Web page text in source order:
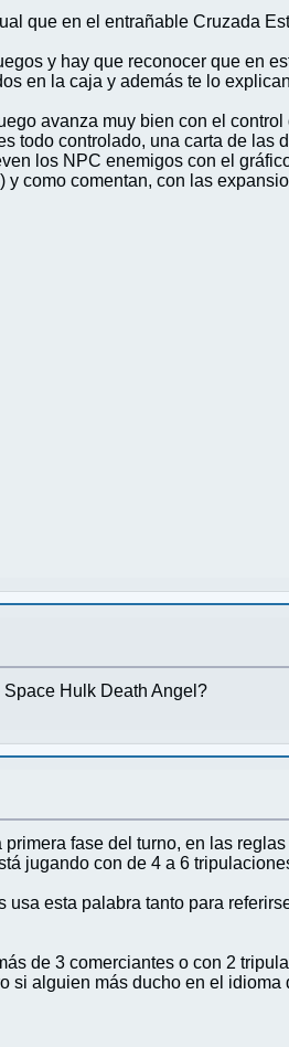
que en el entrañable Cruzada
y hay que reconocer que en
en la caja y además te lo
avanza muy bien con el
todo controlado, una carta de las
los NPC enemigos con el
como comentan, con las
Hulk Death Angel?
fase del turno, en las
jugando con de 4 a 6
esta palabra tanto para
de 3 comerciantes o con 2
si alguien más ducho en el